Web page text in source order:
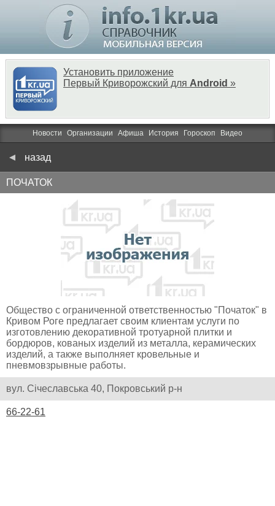
Установить приложение
Первый Криворожский для Android »
Новости Организации Афиша История Гороскоп Видео
назад
ПОЧАТОК
Общество с ограниченной ответственностью "Початок" в
Кривом Роге предлагает своим клиентам услуги по
изготовлению декоративной тротуарной плитки и
бордюров, кованых изделий из металла, керамических
изделий, а также выполняет кровельные и
пневмовзрывные работы.
вул. Січеславська 40, Покровський р-н
66-22-61